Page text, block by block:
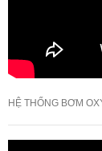
HỆ THỐNG BƠM